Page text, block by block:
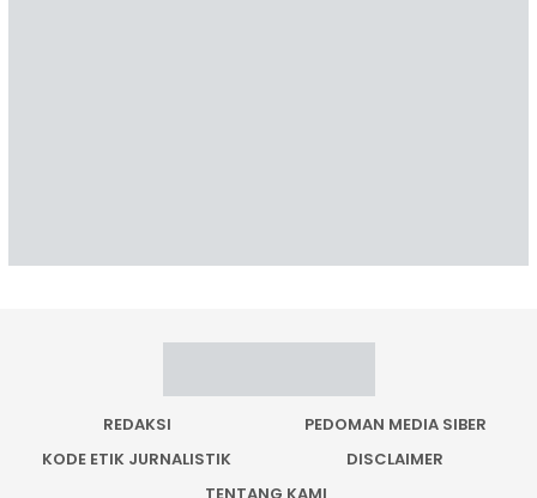
REDAKSI
PEDOMAN MEDIA SIBER
KODE ETIK JURNALISTIK
DISCLAIMER